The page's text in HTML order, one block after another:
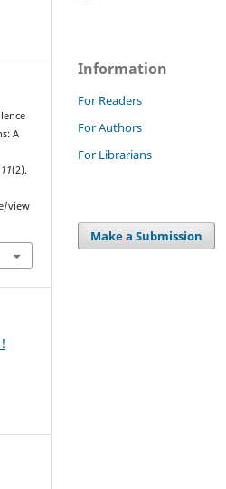
A
11(2).
view
Information
For Readers
For Authors
For Librarians
Make a Submission